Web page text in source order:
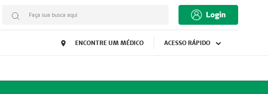
Faça sua busca aqui Login
ENCONTRE UM MÉDICO ACESSO RÁPIDO